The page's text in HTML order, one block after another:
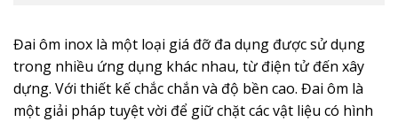
Đai ôm inox là một loại giá đỡ đa dụng được sử dụng
trong nhiều ứng dụng khác nhau, từ điện tử đến xây
dựng. Với thiết kế chắc chắn và độ bền cao. Đai ôm là
một giải pháp tuyệt vời để giữ chặt các vật liệu có hình